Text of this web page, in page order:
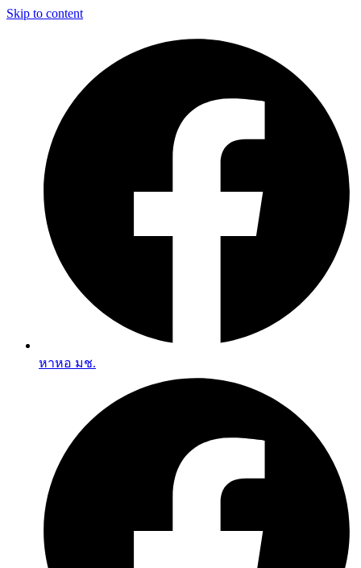
Skip to content
หาหอ มช.